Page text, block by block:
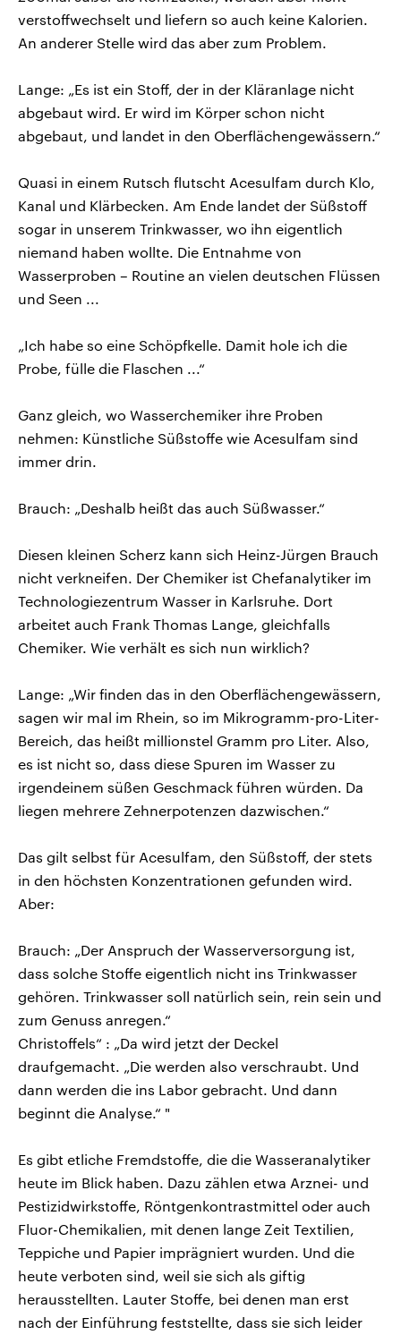
verstoffwechselt und liefern so auch keine Kalorien.
An anderer Stelle wird das aber zum Problem.
Lange: „Es ist ein Stoff, der in der Kläranlage nicht
abgebaut wird. Er wird im Körper schon nicht
abgebaut, und landet in den Oberflächengewässern.“
Quasi in einem Rutsch flutscht Acesulfam durch Klo,
Kanal und Klärbecken. Am Ende landet der Süßstoff
sogar in unserem Trinkwasser, wo ihn eigentlich
niemand haben wollte. Die Entnahme von
Wasserproben – Routine an vielen deutschen Flüssen
und Seen ...
„Ich habe so eine Schöpfkelle. Damit hole ich die
Probe, fülle die Flaschen ...“
Ganz gleich, wo Wasserchemiker ihre Proben
nehmen: Künstliche Süßstoffe wie Acesulfam sind
immer drin.
Brauch: „Deshalb heißt das auch Süßwasser.“
Diesen kleinen Scherz kann sich Heinz-Jürgen Brauch
nicht verkneifen. Der Chemiker ist Chefanalytiker im
Technologiezentrum Wasser in Karlsruhe. Dort
arbeitet auch Frank Thomas Lange, gleichfalls
Chemiker. Wie verhält es sich nun wirklich?
Lange: „Wir finden das in den Oberflächengewässern,
sagen wir mal im Rhein, so im Mikrogramm-pro-Liter-
Bereich, das heißt millionstel Gramm pro Liter. Also,
es ist nicht so, dass diese Spuren im Wasser zu
irgendeinem süßen Geschmack führen würden. Da
liegen mehrere Zehnerpotenzen dazwischen.“
Das gilt selbst für Acesulfam, den Süßstoff, der stets
in den höchsten Konzentrationen gefunden wird.
Aber:
Brauch: „Der Anspruch der Wasserversorgung ist,
dass solche Stoffe eigentlich nicht ins Trinkwasser
gehören. Trinkwasser soll natürlich sein, rein sein und
zum Genuss anregen.“
Christoffels“ : „Da wird jetzt der Deckel
draufgemacht. „Die werden also verschraubt. Und
dann werden die ins Labor gebracht. Und dann
beginnt die Analyse.“ "
Es gibt etliche Fremdstoffe, die die Wasseranalytiker
heute im Blick haben. Dazu zählen etwa Arznei- und
Pestizidwirkstoffe, Röntgenkontrastmittel oder auch
Fluor-Chemikalien, mit denen lange Zeit Textilien,
Teppiche und Papier imprägniert wurden. Und die
heute verboten sind, weil sie sich als giftig
herausstellten. Lauter Stoffe, bei denen man erst
nach der Einführung feststellte, dass sie sich leider